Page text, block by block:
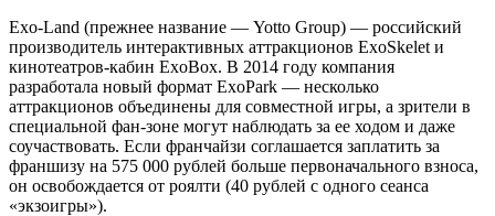
Exo-Land (прежнее название — Yotto Group) — российский
производитель интерактивных аттракционов ExoSkelet и
кинотеатров-кабин ExoBox. В 2014 году компания
разработала новый формат ExoPark — несколько
аттракционов объединены для совместной игры, а зрители в
специальной фан-зоне могут наблюдать за ее ходом и даже
соучаствовать. Если франчайзи соглашается заплатить за
франшизу на 575 000 рублей больше первоначального взноса,
он освобождается от роялти (40 рублей с одного сеанса
«экзоигры»).